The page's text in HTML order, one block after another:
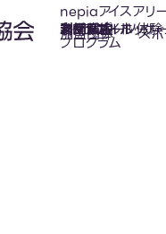
nepiaアイスアリ
氷上スポーツ体験
プログラム
お知らせ
スケジュール
フロアガイド
利用案内
利用料金
カジュアルホッケ
アクセス
加盟団体 ス